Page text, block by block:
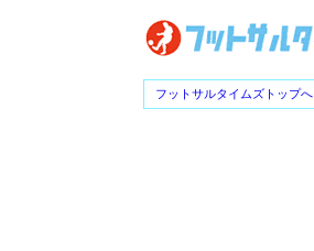
フットサルタイムズトップへ